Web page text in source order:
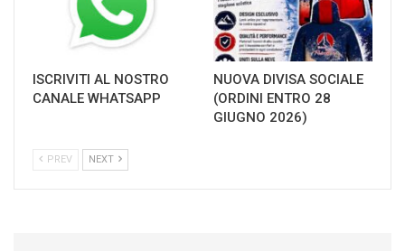
ISCRIVITI AL NOSTRO
CANALE WHATSAPP
NUOVA DIVISA SOCIALE
(ORDINI ENTRO 28
GIUGNO 2026)
PREV NEXT